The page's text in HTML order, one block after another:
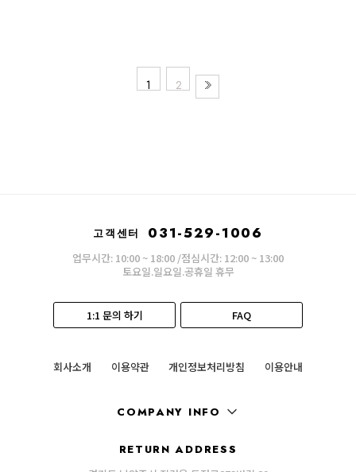
1 2
고객센터 031-529-1006
업무시간: 10:00 ~ 18:00 /점심시간: 12:00 ~ 13:00
토요일.일요일.공휴일 휴무
1:1 문의 하기 FAQ
회사소개 이용약관 개인정보처리방침 이용안내
COMPANY INFO
RETURN ADDRESS